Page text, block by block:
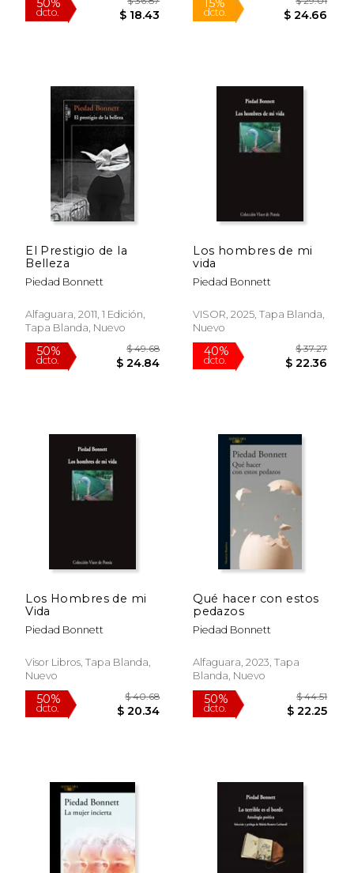
$ 19.85
15%
dcto.
El Prestigio de la
Belleza
Piedad Bonnett
Alfaguara, 2011, 1 Edición,
Tapa Blanda, Nuevo
dcto. $ 24.84
Los hombres de mi
vida
Piedad Bonnett
VISOR, 2025, Tapa Blanda,
Nuevo
40%
dcto.
Los Hombres de mi
Vida
Piedad Bonnett
Visor Libros, Tapa Blanda,
Nuevo
Qué hacer con estos
pedazos
Piedad Bonnett
Alfaguara, 2023, Tapa
Blanda, Nuevo